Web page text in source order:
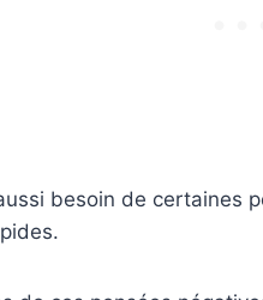
besoin de certaines